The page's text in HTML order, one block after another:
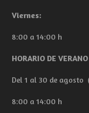
Viernes:
8:00 a 14:00 h
HORARIO DE VERANO
Del 1 al 30 de agosto
8:00 a 14:00 h